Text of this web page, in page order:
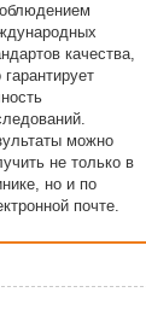
качества,
гарантирует
можно
не только в
но и по
почте.